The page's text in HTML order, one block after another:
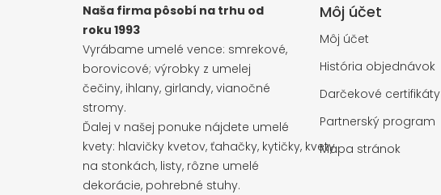
Naša firma pôsobí na trhu od
roku 1993
Vyrábame umelé vence: smrekové,
borovicové; výrobky z umelej
čečiny, ihlany, girlandy, vianočné
stromy.
Ďalej v našej ponuke nájdete umelé
kvety: hlavičky kvetov, ťahačky, kytičky, kvety
na stonkách, listy, rôzne umelé
dekorácie, pohrebné stuhy.
Môj účet
Môj účet
História objednávok
Darčekové certifikáty
Partnerský program
Mapa stránok